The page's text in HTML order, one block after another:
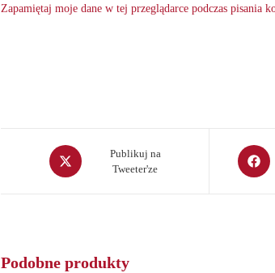
Zapamiętaj moje dane w tej przeglądarce podczas pisania
Opens
in
Publikuj na
Tweeter'ze
Opens
in
Podobne produkty